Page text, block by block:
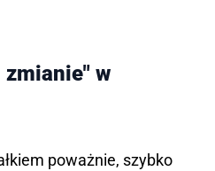
zmianie" w
poważnie, szybko